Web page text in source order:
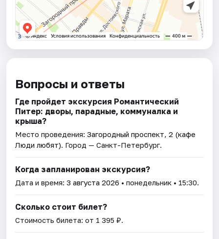
Вопросы и ответы
Где пройдет экскурсия Романтический
Питер: дворы, парадные, коммуналка и
крыша?
Место проведения:Загородный проспект, 2 (кафе
Люди любят). Город — Санкт-Петербург.
Когда запланирован экскурсия?
Дата и время:3 августа 2026 • понедельник • 15:30.
Сколько стоит билет?
Стоимость билета: от 1 395 ₽.